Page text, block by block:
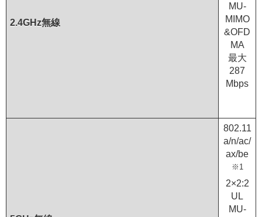
2.4GHz無線
MU-
MIMO
&OFD
MA
最大
287
Mbps
802.11
a/n/ac/
ax/be
※1
2×2:2
UL
MU-